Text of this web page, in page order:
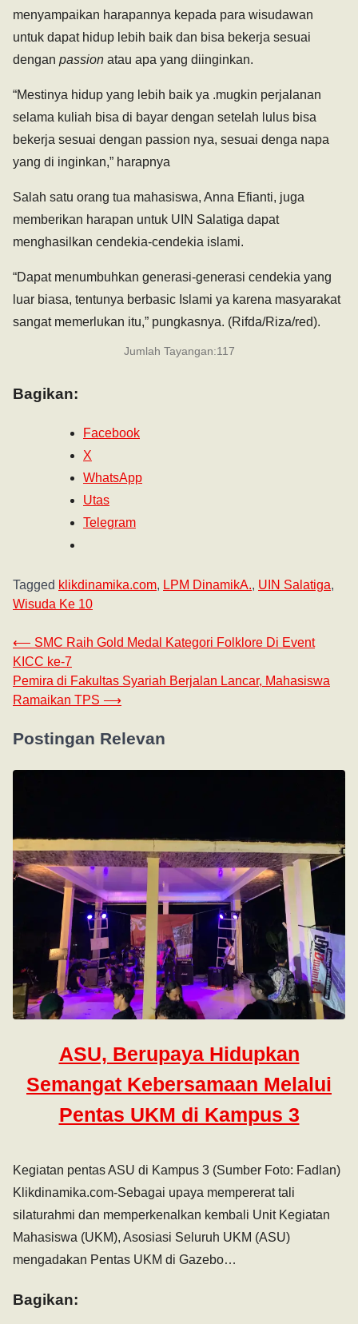
menyampaikan harapannya kepada para wisudawan
untuk dapat hidup lebih baik dan bisa bekerja sesuai
dengan passion atau apa yang diinginkan.
“Mestinya hidup yang lebih baik ya .mugkin perjalanan
selama kuliah bisa di bayar dengan setelah lulus bisa
bekerja sesuai dengan passion nya, sesuai denga napa
yang di inginkan,” harapnya
Salah satu orang tua mahasiswa, Anna Efianti, juga
memberikan harapan untuk UIN Salatiga dapat
menghasilkan cendekia-cendekia islami.
“Dapat menumbuhkan generasi-generasi cendekia yang
luar biasa, tentunya berbasic Islami ya karena masyarakat
sangat memerlukan itu,” pungkasnya. (Rifda/Riza/red).
Jumlah Tayangan:117
Bagikan:
Facebook
X
WhatsApp
Utas
Telegram
Tagged klikdinamika.com, LPM DinamikA., UIN Salatiga,
Wisuda Ke 10
⟵ SMC Raih Gold Medal Kategori Folklore Di Event
KICC ke-7
Pemira di Fakultas Syariah Berjalan Lancar, Mahasiswa
Ramaikan TPS ⟶
Postingan Relevan
ASU, Berupaya Hidupkan
Semangat Kebersamaan Melalui
Pentas UKM di Kampus 3
Kegiatan pentas ASU di Kampus 3 (Sumber Foto: Fadlan)
Klikdinamika.com-Sebagai upaya mempererat tali
silaturahmi dan memperkenalkan kembali Unit Kegiatan
Mahasiswa (UKM), Asosiasi Seluruh UKM (ASU)
mengadakan Pentas UKM di Gazebo…
Bagikan: